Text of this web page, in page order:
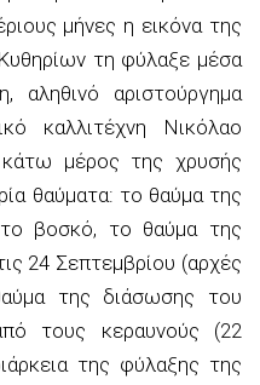
μήνες η εικόνα της
τη φύλαξε μέσα
αληθινό αριστούργημα
καλλιτέχνη Νικόλαο
μέρος της χρυσής
θαύματα: το θαύμα της
βοσκό, το θαύμα της
24 Σεπτεμβρίου (αρχές
της διάσωσης του
τους κεραυνούς (22
της φύλαξης της